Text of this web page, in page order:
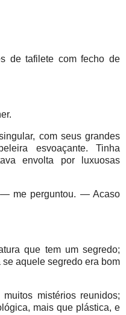
de tafilete com fecho de
com seus grandes
esvoaçante. Tinha
envolta por luxuosas
me perguntou. — Acaso
que tem um segredo;
aquele segredo era bom
mistérios reunidos;
mais que plástica, e